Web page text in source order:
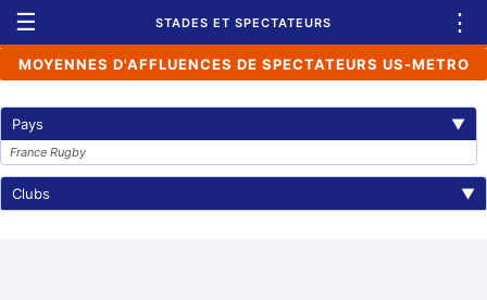
☰ STADES ET SPECTATEURS ⋮
MOYENNES D'AFFLUENCES DE SPECTATEURS US-METRO
Pays ▼
France Rugby
Clubs ▼